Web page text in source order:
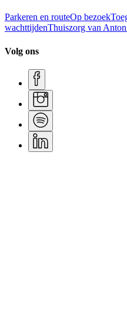
Parkeren en routeOp bezoek
wachttijdenThuiszorg van
Volg ons